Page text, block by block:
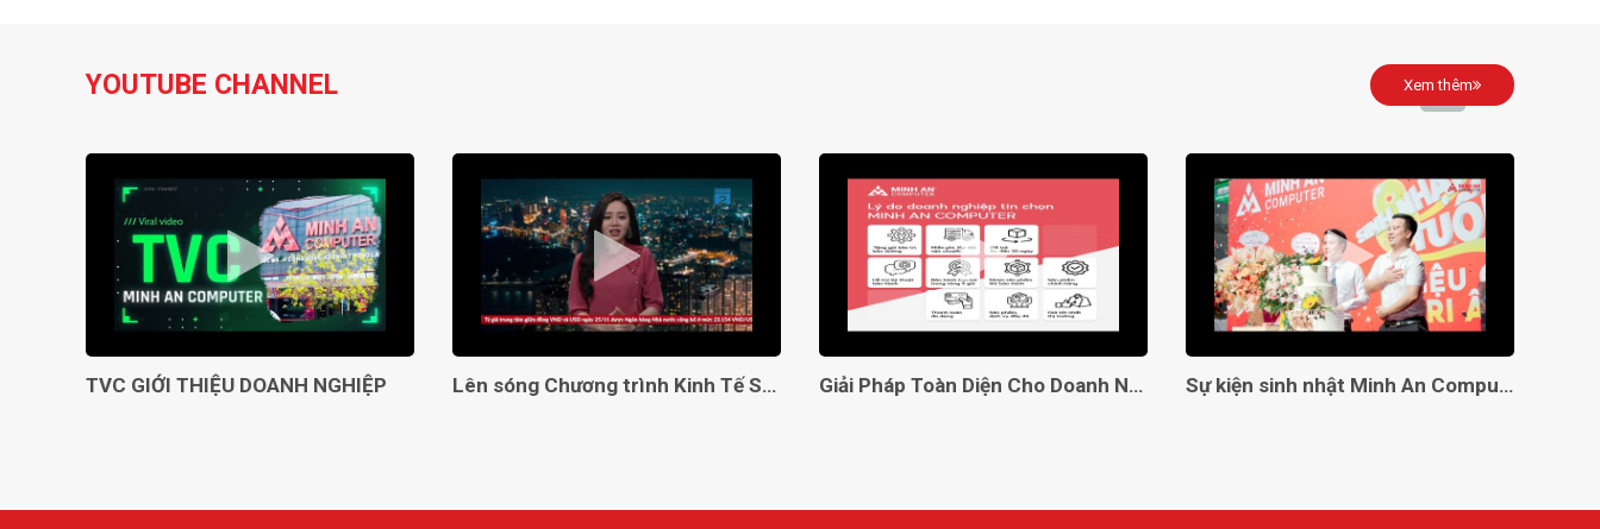
YOUTUBE CHANNEL Xem thêm
TVC GIỚI THIỆU DOANH NGHIỆP Lên sóng Chương trình Kinh Tế Số VTC2 Giải Pháp Toàn Diện Cho Doanh Nghiệp Với Minh An Computer! Sự kiện sinh nhật Minh An Computer 8 tuổi